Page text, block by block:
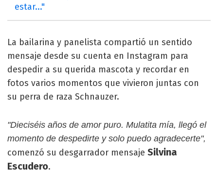
estar..."
La bailarina y panelista compartió un sentido
mensaje desde su cuenta en Instagram para
despedir a su querida mascota y recordar en
fotos varios momentos que vivieron juntas con
su perra de raza Schnauzer.
"Dieciséis años de amor puro. Mulatita mía, llegó el
momento de despedirte y solo puedo agradecerte",
comenzó su desgarrador mensaje Silvina
Escudero.